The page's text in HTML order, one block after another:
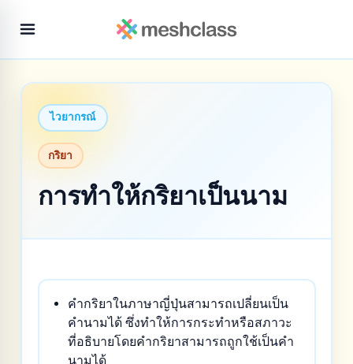
ไวยากรณ์
กริยา
การทำให้กริยาเป็นนาม
คำกริยาในภาษาญี่ปุ่นสามารถเปลี่ยนเป็น
คำนามได้ ซึ่งทำให้การกระทำหรือสภาวะ
ที่อธิบายโดยคำกริยาสามารถถูกใช้เป็นคำ
นามได้